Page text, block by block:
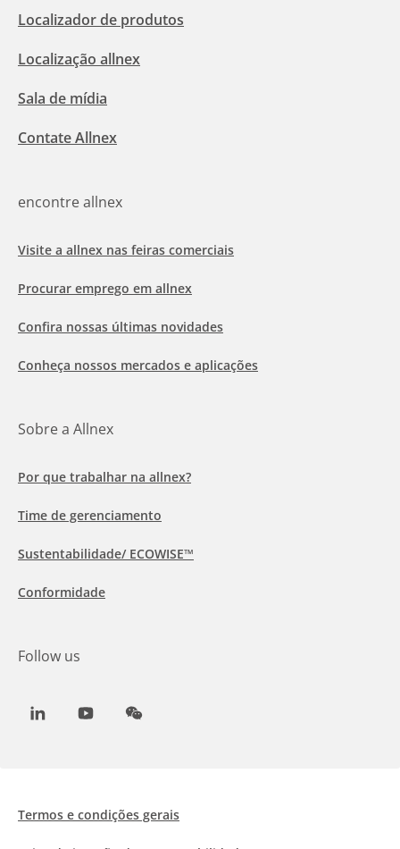
Localizador de produtos
Localização allnex
Sala de mídia
Contate Allnex
encontre allnex
Visite a allnex nas feiras comerciais
Procurar emprego em allnex
Confira nossas últimas novidades
Conheça nossos mercados e aplicações
Sobre a Allnex
Por que trabalhar na allnex?
Time de gerenciamento
Sustentabilidade/ ECOWISE™
Conformidade
Follow us
LinkedInYoutubeWeChat
Termos e condições gerais